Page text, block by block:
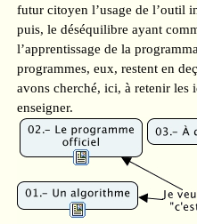
futur citoyen l’usage de l’outil
puis, le déséquilibre ayant
l’apprentissage de la
programmes, eux, restent en
avons cherché, ici, à retenir les
enseigner.